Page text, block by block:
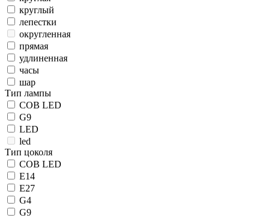
круглый
лепестки
округленная
прямая
удлиненная
часы
шар
Тип лампы
COB LED
G9
LED
led
Тип цоколя
COB LED
E14
E27
G4
G9